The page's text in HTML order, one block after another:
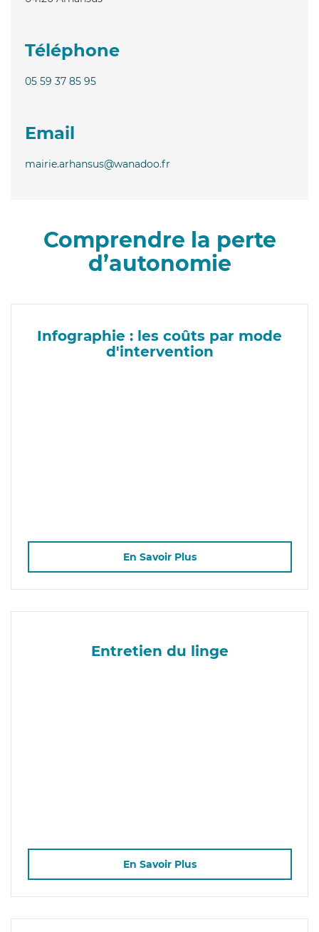
Téléphone
05 59 37 85 95
Email
mairie.arhansus@wanadoo.fr
Comprendre la perte
d’autonomie
Infographie : les coûts par mode
d'intervention
En Savoir Plus
Entretien du linge
En Savoir Plus